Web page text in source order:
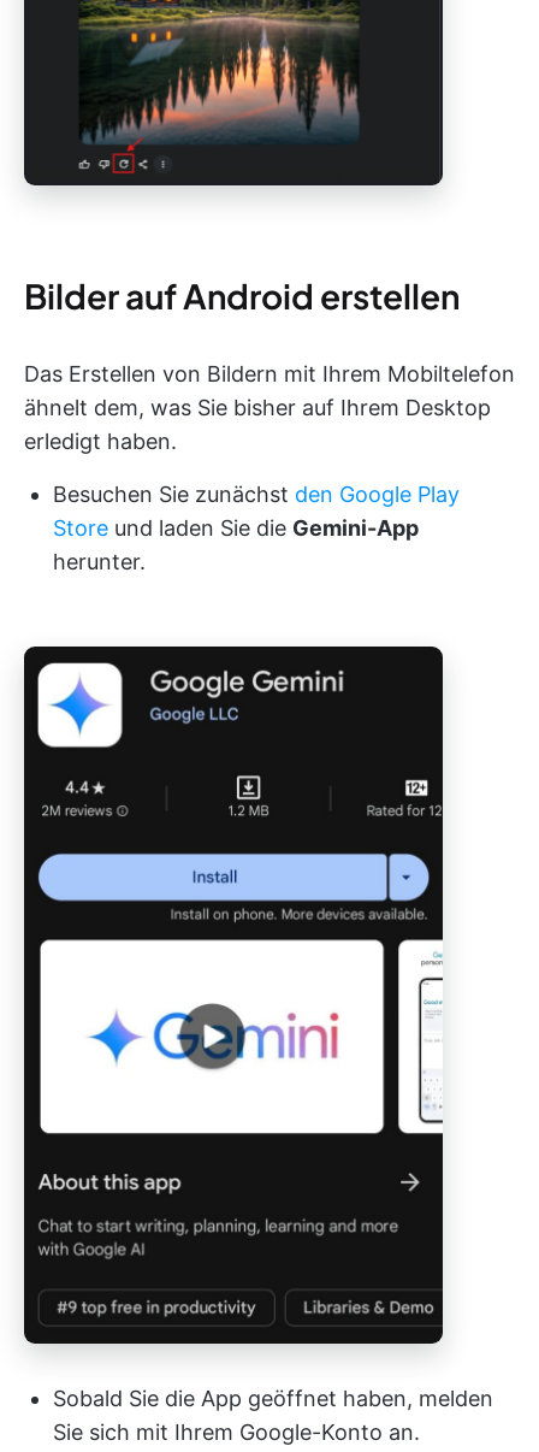
Bilder auf Android erstellen
Das Erstellen von Bildern mit Ihrem Mobiltelefon
ähnelt dem, was Sie bisher auf Ihrem Desktop
erledigt haben.
Besuchen Sie zunächst den Google Play
Store und laden Sie die Gemini-App
herunter.
Sobald Sie die App geöffnet haben, melden
Sie sich mit Ihrem Google-Konto an.